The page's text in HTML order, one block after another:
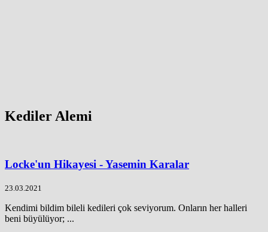
Kediler Alemi
Locke'un Hikayesi - Yasemin Karalar
23.03.2021
Kendimi bildim bileli kedileri çok seviyorum. Onların her halleri
beni büyülüyor; ...